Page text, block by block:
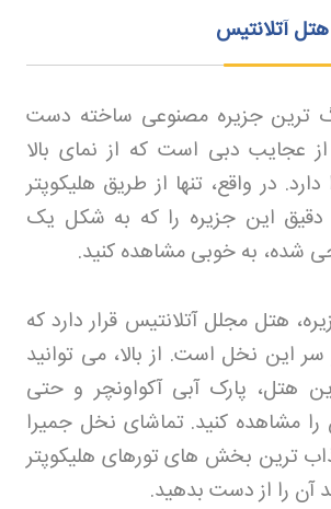
آتلانتیس
ترین جزیره مصنوعی ساخته دست
عجایب دبی است که از نمای بالا
در واقع، تنها از طریق هلیکوپتر
این جزیره را که به شکل یک
شده، به خوبی مشاهده کنید.
هتل مجلل آتلانتیس قرار دارد که
این نخل است. از بالا، می‌ توانید
هتل، پارک آبی آکواونچر و حتی
را مشاهده کنید. تماشای نخل جمیرا
ترین بخش‌ های تورهای هلیکوپتر
آن را از دست بدهید.